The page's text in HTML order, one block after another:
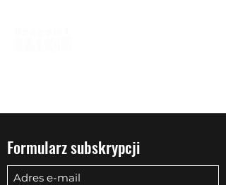
Formularz subskrypcji